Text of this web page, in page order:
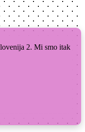
2. Mi smo itak